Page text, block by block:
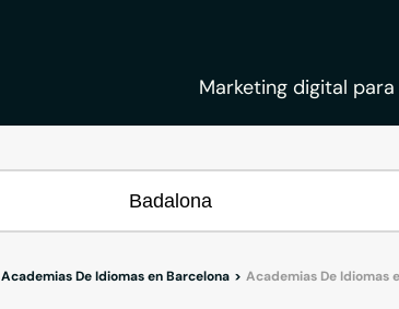
Marketing digital
Academias De Idiomas en Barcelona Academias De Idiomas